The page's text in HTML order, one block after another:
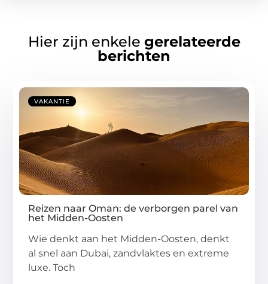
Hier zijn enkele gerelateerde
berichten
VAKANTIE
Reizen naar Oman: de verborgen parel van
het Midden-Oosten
Wie denkt aan het Midden-Oosten, denkt
al snel aan Dubai, zandvlaktes en extreme
luxe. Toch